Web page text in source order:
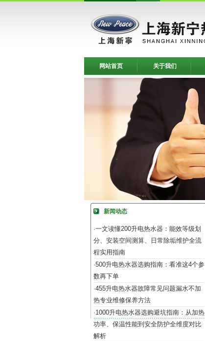
网站首页 关于我们
新闻动态
·一文读懂200升电热水器：能效等级划
分、安装空间测算、日常除垢维护全流
程实用指南
·500升电热水器选购指南：看准这4个参
数再下单
·455升电热水器故障常见问题漏水不加
热专业维修保养方法
·1000升电热水器选购避坑指南：从加热
功率、保温性能到安全防护全维度对比
解析